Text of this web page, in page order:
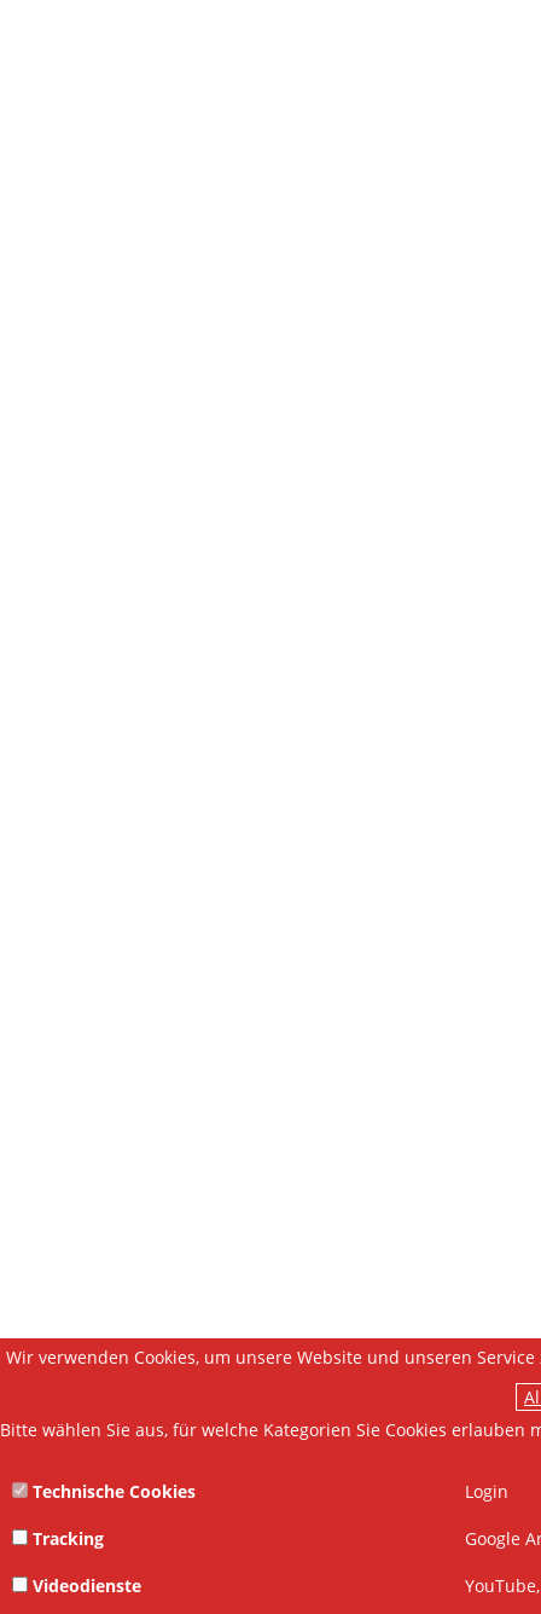
Wir verwenden Cookies, um unsere Website und unseren
Bitte wählen Sie aus, für welche Kategorien Sie Cookies erlauben
Technische Cookies Login
Tracking Google
Videodienste